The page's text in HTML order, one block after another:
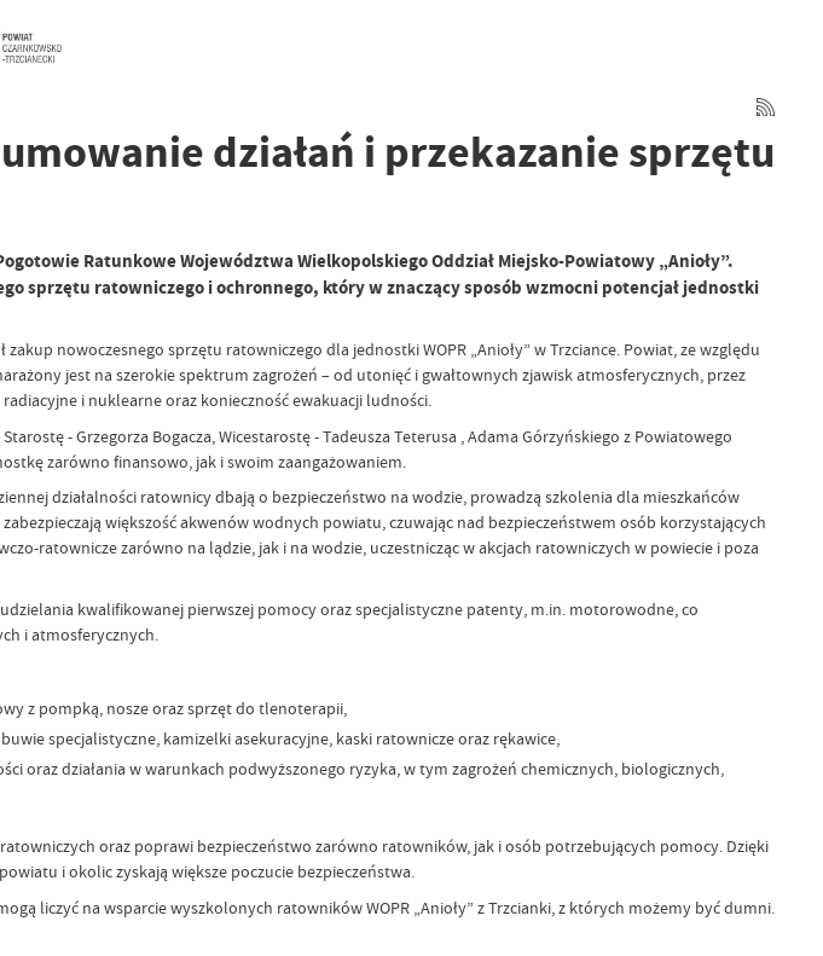
działań i przekazanie sprzętu
Ratunkowe Województwa Wielkopolskiego Oddział Miejsko-Powiatowy „Anioły”.
sprzętu ratowniczego i ochronnego, który w znaczący sposób wzmocni potencjał jednostki
nowoczesnego sprzętu ratowniczego dla jednostki WOPR „Anioły” w Trzciance. Powiat, ze względu
jest na szerokie spektrum zagrożeń – od utonięć i gwałtownych zjawisk atmosferycznych, przez
i nuklearne oraz konieczność ewakuacji ludności.
- Grzegorza Bogacza, Wicestarostę - Tadeusza Teterusa , Adama Górzyńskiego z Powiatowego
zarówno finansowo, jak i swoim zaangażowaniem.
działalności ratownicy dbają o bezpieczeństwo na wodzie, prowadzą szkolenia dla mieszkańców
większość akwenów wodnych powiatu, czuwając nad bezpieczeństwem osób korzystających
ratownicze zarówno na lądzie, jak i na wodzie, uczestnicząc w akcjach ratowniczych w powiecie i poza
kwalifikowanej pierwszej pomocy oraz specjalistyczne patenty, m.in. motorowodne, co
i atmosferycznych.
z pompką, nosze oraz sprzęt do tlenoterapii,
specjalistyczne, kamizelki asekuracyjne, kaski ratownicze oraz rękawice,
oraz działania w warunkach podwyższonego ryzyka, w tym zagrożeń chemicznych, biologicznych,
oraz poprawi bezpieczeństwo zarówno ratowników, jak i osób potrzebujących pomocy. Dzięki
i okolic zyskają większe poczucie bezpieczeństwa.
liczyć na wsparcie wyszkolonych ratowników WOPR „Anioły” z Trzcianki, z których możemy być dumni.